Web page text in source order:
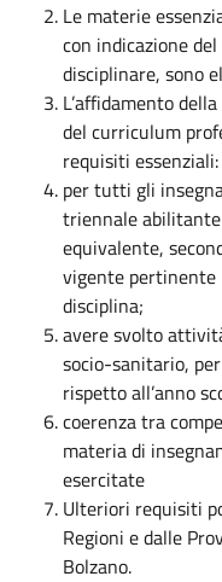
Le materie
con indicazione
disciplinare, sono
L’affidamento
del curriculum
requisiti essenziali:
per tutti gli
triennale
equivalente,
vigente
disciplina;
avere svolto
socio-sanitario,
rispetto all’anno
coerenza tra
materia di
esercitate
Ulteriori requisiti
Regioni e dalle
Bolzano.